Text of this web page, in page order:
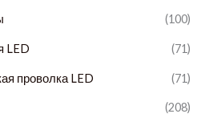
(100)
LED (71)
проволка LED (71)
(208)